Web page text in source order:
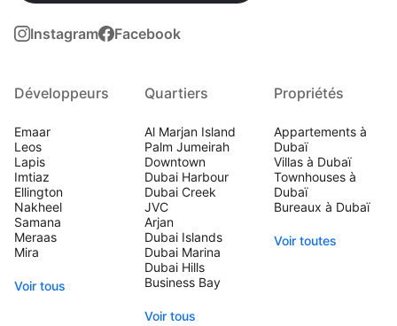
Instagram Facebook
Développeurs
Emaar
Leos
Lapis
Imtiaz
Ellington
Nakheel
Samana
Meraas
Mira
Voir tous
Quartiers
Al Marjan Island
Palm Jumeirah
Downtown
Dubai Harbour
Dubai Creek
JVC
Arjan
Dubai Islands
Dubai Marina
Dubai Hills
Business Bay
Voir tous
Propriétés
Appartements à
Dubaï
Villas à Dubaï
Townhouses à
Dubaï
Bureaux à Dubaï
Voir toutes